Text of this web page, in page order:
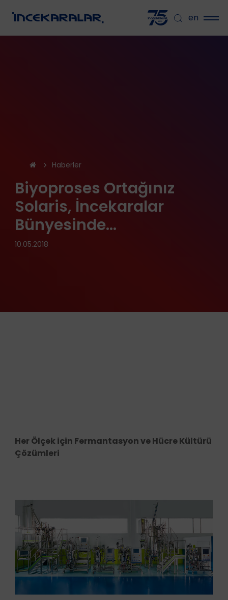
en
Haberler
Biyoproses Ortağınız
Solaris, İncekaralar
Bünyesinde…
10.05.2018
Her Ölçek için Fermantasyon ve Hücre Kültürü
Çözümleri